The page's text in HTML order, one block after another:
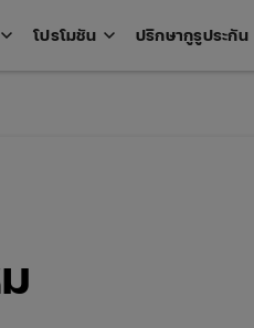
keyboard_arrow_down Open
โปรโมชัน keyboard_arrow_down Open
ปรึกษากูรูประกัน